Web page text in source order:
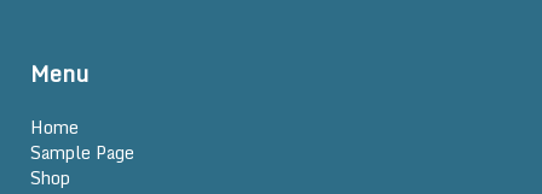
Menu
Home
Sample Page
Shop